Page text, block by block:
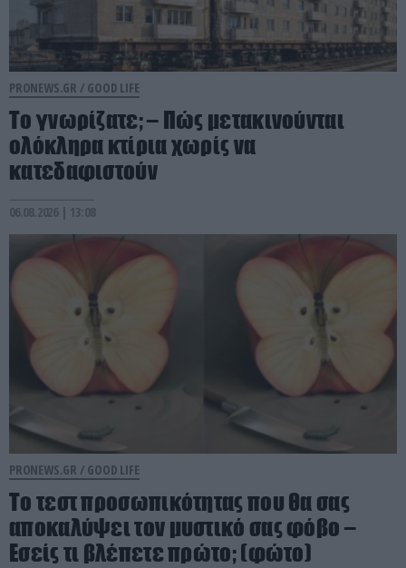
PRONEWS.GR / GOOD LIFE
Το γνωρίζατε; – Πώς μετακινούνται
ολόκληρα κτίρια χωρίς να
κατεδαφιστούν
06.08.2026 | 13:08
PRONEWS.GR / GOOD LIFE
Το τεστ προσωπικότητας που θα σας
αποκαλύψει τον μυστικό σας φόβο –
Εσείς τι βλέπετε πρώτο; (φώτο)